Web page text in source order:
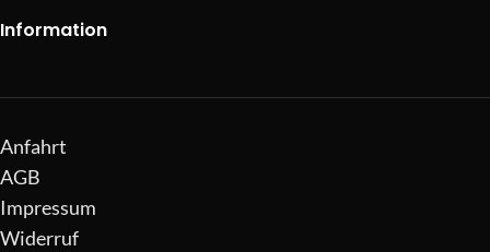
Information
Anfahrt
AGB
Impressum
Widerruf